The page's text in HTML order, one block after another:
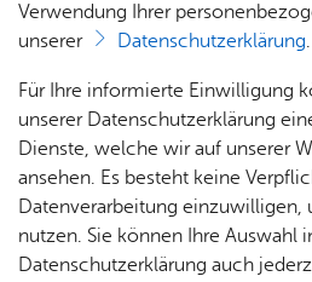
Immer aktuell informiert –
aus der
Erweiterte Suche
Mon­tag, 06. Juli 2026
Verwendung Ihrer
unserer
Datenschutzerklärung.
Für Ihre informierte Einwilligung
unserer Datenschutzerklärung
Dienste, welche wir auf unserer
ansehen. Es besteht keine
Datenverarbeitung einzuwilligen,
nutzen. Sie können Ihre Auswahl
Datenschutzerklärung auch